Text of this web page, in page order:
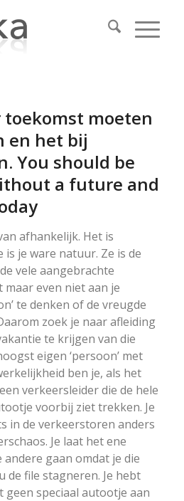
toekomst moeten
en het bij
You should be
a future and
afhankelijk. Het is
is je ware natuur. Ze is de
vele aangebrachte
maar even niet aan je
te denken of de vreugde
zoek je naar afleiding
te krijgen van die
eigen ‘persoon’ met
ben je, als het
verkeersleider die de hele
voorbij ziet trekken. Je
in de verkeerstoren anders
Je laat het ene
gaan omdat je die
de file stagneren. Je hebt
geen speciaal autootje aan